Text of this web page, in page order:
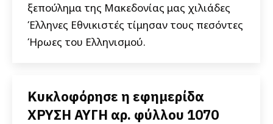
ξεπούλημα της Μακεδονίας μας χιλιάδες
Έλληνες Εθνικιστές τίμησαν τους πεσόντες
Ήρωες του Ελληνισμού.
Κυκλοφόρησε η εφημερίδα
ΧΡΥΣΗ ΑΥΓΗ αρ. φύλλου 1070